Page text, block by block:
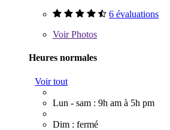
6 évaluations
VoirPhotos
Heures normales
Voir tout
Lun - sam : 9h am à 5h pm
Dim : fermé